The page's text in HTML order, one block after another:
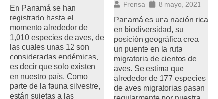
En Panamá se han
registrado hasta el
momento alrededor de
1,010 especies de aves, de
las cuales unas 12 son
consideradas endémicas,
es decir que solo existen
en nuestro país. Como
parte de la fauna silvestre,
están sujetas a las
Prensa 8 mayo, 2021
Panamá es una nación rica
en biodiversidad, su
posición geográfica crea
un puente en la ruta
migratoria de cientos de
aves. Se estima que
alrededor de 177 especies
de aves migratorias pasan